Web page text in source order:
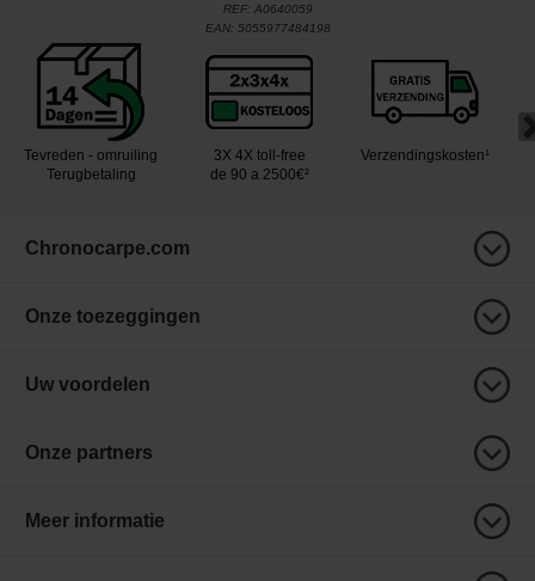
REF: A0640059
EAN: 5055977484198
Tevreden - omruiling
Terugbetaling
3X 4X toll-free
de 90 a 2500€²
Verzendingskosten¹
Chronocarpe.com
Onze toezeggingen
Uw voordelen
Onze partners
Meer informatie